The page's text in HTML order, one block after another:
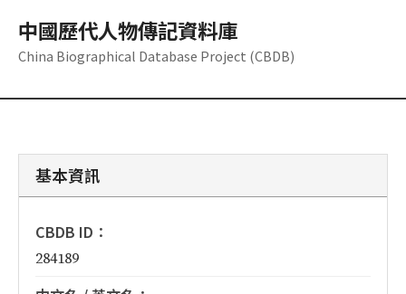
中國歷代人物傳記資料庫
China Biographical Database Project (CBDB)
基本資訊
CBDB ID：
284189